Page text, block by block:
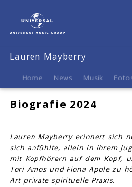
Mayberry
Biografie
Lauren Mayberry
Home News Musik
Biografie 2024
Lauren Mayberry erinnert sich
sich anfühlte, allein in ihrem
mit Kopfhörern auf dem Kopf,
Tori Amos und Fiona Apple zu
Art private spirituelle Praxis.